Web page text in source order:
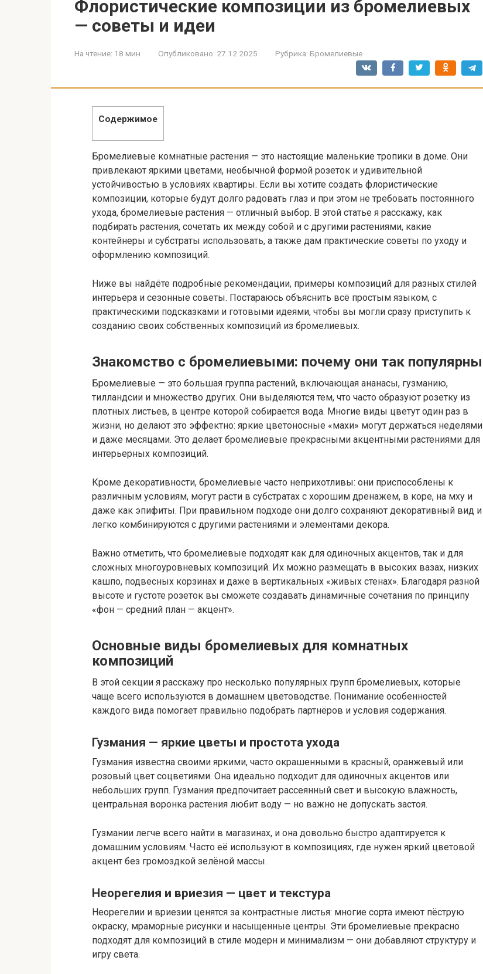
Флористические композиции из бромелиевых
— советы и идеи
На чтение: 18 мин Опубликовано: 27.12.2025 Рубрика: Бромелиевые
Содержимое
Бромелиевые комнатные растения — это настоящие маленькие тропики в доме. Они
привлекают яркими цветами, необычной формой розеток и удивительной
устойчивостью в условиях квартиры. Если вы хотите создать флористические
композиции, которые будут долго радовать глаз и при этом не требовать постоянного
ухода, бромелиевые растения — отличный выбор. В этой статье я расскажу, как
подбирать растения, сочетать их между собой и с другими растениями, какие
контейнеры и субстраты использовать, а также дам практические советы по уходу и
оформлению композиций.
Ниже вы найдёте подробные рекомендации, примеры композиций для разных стилей
интерьера и сезонные советы. Постараюсь объяснить всё простым языком, с
практическими подсказками и готовыми идеями, чтобы вы могли сразу приступить к
созданию своих собственных композиций из бромелиевых.
Знакомство с бромелиевыми: почему они так популярны
Бромелиевые — это большая группа растений, включающая ананасы, гузманию,
тилландсии и множество других. Они выделяются тем, что часто образуют розетку из
плотных листьев, в центре которой собирается вода. Многие виды цветут один раз в
жизни, но делают это эффектно: яркие цветоносные «махи» могут держаться неделями
и даже месяцами. Это делает бромелиевые прекрасными акцентными растениями для
интерьерных композиций.
Кроме декоративности, бромелиевые часто неприхотливы: они приспособлены к
различным условиям, могут расти в субстратах с хорошим дренажем, в коре, на мху и
даже как эпифиты. При правильном подходе они долго сохраняют декоративный вид и
легко комбинируются с другими растениями и элементами декора.
Важно отметить, что бромелиевые подходят как для одиночных акцентов, так и для
сложных многоуровневых композиций. Их можно размещать в высоких вазах, низких
кашпо, подвесных корзинах и даже в вертикальных «живых стенах». Благодаря разной
высоте и густоте розеток вы сможете создавать динамичные сочетания по принципу
«фон — средний план — акцент».
Основные виды бромелиевых для комнатных
композиций
В этой секции я расскажу про несколько популярных групп бромелиевых, которые
чаще всего используются в домашнем цветоводстве. Понимание особенностей
каждого вида помогает правильно подобрать партнёров и условия содержания.
Гузмания — яркие цветы и простота ухода
Гузмания известна своими яркими, часто окрашенными в красный, оранжевый или
розовый цвет соцветиями. Она идеально подходит для одиночных акцентов или
небольших групп. Гузмания предпочитает рассеянный свет и высокую влажность,
центральная воронка растения любит воду — но важно не допускать застоя.
Гузмании легче всего найти в магазинах, и она довольно быстро адаптируется к
домашним условиям. Часто её используют в композициях, где нужен яркий цветовой
акцент без громоздкой зелёной массы.
Неорегелия и вриезия — цвет и текстура
Неорегелии и вриезии ценятся за контрастные листья: многие сорта имеют пёструю
окраску, мраморные рисунки и насыщенные центры. Эти бромелиевые прекрасно
подходят для композиций в стиле модерн и минимализм — они добавляют структуру и
игру света.